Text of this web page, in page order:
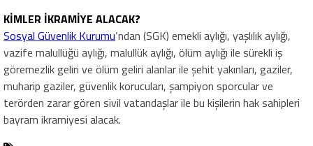
KİMLER İKRAMİYE ALACAK?
Sosyal Güvenlik Kurumu‘ndan (SGK) emekli aylığı, yaşlılık aylığı,
vazife malullüğü aylığı, malullük aylığı, ölüm aylığı ile sürekli iş
göremezlik geliri ve ölüm geliri alanlar ile şehit yakınları, gaziler,
muharip gaziler, güvenlik korucuları, şampiyon sporcular ve
terörden zarar gören sivil vatandaşlar ile bu kişilerin hak sahipleri
bayram ikramiyesi alacak.